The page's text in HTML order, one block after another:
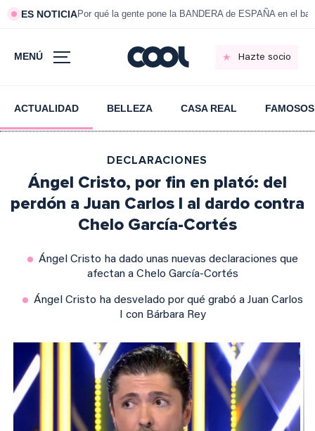
ES NOTICIAPor qué la gente pone la BANDERA de ESPAÑA en el
MENÚ Hazte socio
ACTUALIDAD BELLEZA CASA REAL FAMOSOS
DECLARACIONES
Ángel Cristo, por fin en plató: del
perdón a Juan Carlos I al dardo contra
Chelo García-Cortés
Ángel Cristo ha dado unas nuevas declaraciones que
afectan a Chelo García-Cortés
Ángel Cristo ha desvelado por qué grabó a Juan Carlos
I con Bárbara Rey